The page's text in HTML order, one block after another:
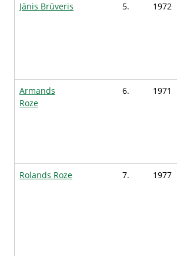
Jānis Brūveris
5. 1972
Armands
Roze
6. 1971
Rolands Roze
7. 1977